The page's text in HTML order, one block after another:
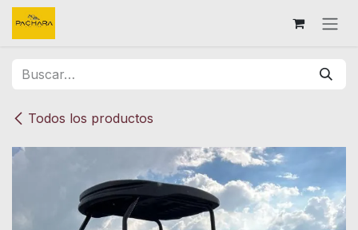
Ir al contenido
Todos los productos